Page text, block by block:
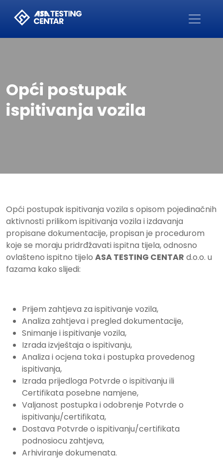
Početna
Opći postupak
ispitivanja vozila
Opći postupak ispitivanja vozila s opisom pojedinačnih
aktivnosti prilikom ispitivanja vozila i izdavanja
propisane dokumentacije, propisan je procedurom
koje se moraju pridrđžavati ispitna tijela, odnosno
ovlašteno ispitno tijelo ASA TESTING CENTAR d.o.o. u
fazama kako slijedi:
Prijem zahtjeva za ispitivanje vozila,
Analiza zahtjeva i pregled dokumentacije,
Snimanje i ispitivanje vozila,
Izrada izvještaja o ispitivanju,
Analiza i ocjena toka i postupka provedenog
ispitivanja,
Izrada prijedloga Potvrde o ispitivanju ili
Certifikata posebne namjene,
Valjanost postupka i odobrenje Potvrde o
ispitivanju/certifikata,
Dostava Potvrde o ispitivanju/certifikata
podnosiocu zahtjeva,
Arhiviranje dokumenata.